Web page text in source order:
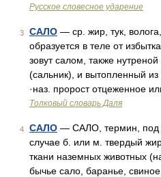
Русское словесное ударение
3 САЛО — ср. жир, тук,
образуется в теле от
зовут салом, также
(сальник), и вытопленный
·наз. пророст отцеженное
Толковый словарь Даля
4 САЛО — САЛО, термин, под
случае б. или м. твердый
ткани наземных животных
бычье сало, баранье,